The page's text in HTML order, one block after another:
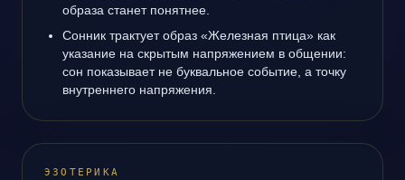
образа станет понятнее.
Сонник трактует образ «Железная птица» как
указание на скрытым напряжением в общении:
сон показывает не буквальное событие, а точку
внутреннего напряжения.
ЭЗОТЕРИКА